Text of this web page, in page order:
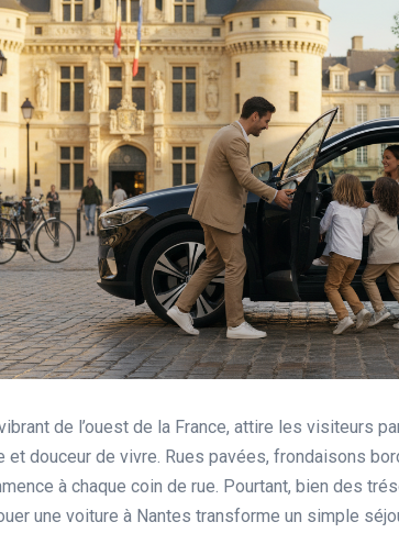
de l’ouest de la France, attire les visiteurs
et douceur de vivre. Rues pavées, frondaisons
à chaque coin de rue. Pourtant, bien des
une voiture à Nantes transforme un simple